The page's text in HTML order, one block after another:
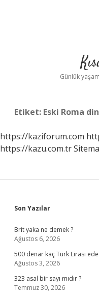
Günlük
Etiket: Eski Roma
https://kaziforum.com
https://kazu.com.tr
Sidebar
Son Yazılar
Brit yaka ne demek ?
Ağustos 6, 2026
500 denar kaç Türk Lirası
Ağustos 3, 2026
323 asal bir sayı mıdır ?
Temmuz 30, 2026